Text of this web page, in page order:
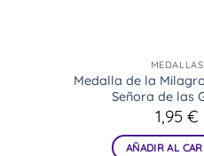
MEDALLAS
Medalla de la
Señora de las
1,95 €
AÑADIR AL